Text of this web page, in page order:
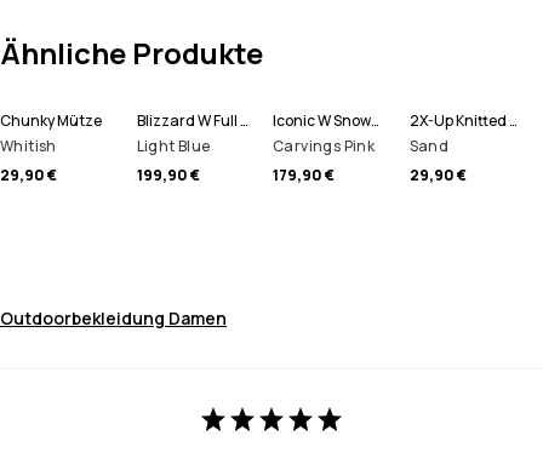
Ähnliche Produkte
Chunky Mütze
Whitish
29,90 €
Blizzard W Full Zip Snowboardjacke Damen
Light Blue
199,90 €
Iconic W Snowboardhose Damen
Carvings Pink
179,90 €
2X-Up Knitted Schlauchtuch
Sand
29,90 €
Outdoorbekleidung Damen